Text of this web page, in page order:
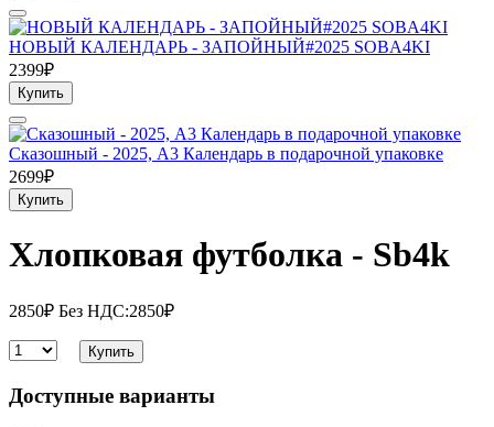
НОВЫЙ КАЛЕНДАРЬ - ЗАПОЙНЫЙ#2025 SOBA4KI
2399₽
Купить
Сказошный - 2025, А3 Календарь в подарочной упаковке
2699₽
Купить
Хлопковая футболка - Sb4k
2850₽ Без НДС:2850₽
Купить
Доступные варианты